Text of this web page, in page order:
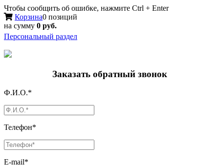
Чтобы сообщить об ошибке, нажмите Ctrl + Enter
Корзина0 позиций
на сумму 0 руб.
Персональный раздел
Заказать обратный звонок
Ф.И.О.*
Телефон*
E-mail*